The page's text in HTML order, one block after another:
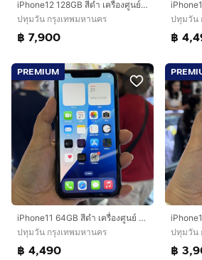
iPhone12 128GB สีดำ เครื่องศูนย์ โมเดลTH สภาพสวยมาก สุขภาพแบต86% เครื่องใช้งานดีเยี่ยม🔥🔥
ปทุมวัน กรุงเทพมหานคร
฿ 7,900
ปทุมวัน
฿
PREMIUM
iPhone11 64GB สีดำ เครื่องศูนย์ โมเดลTH สภาพสวยมาก สุขภาพแบต100%(แบตใหม่) เครื่องใช้งานดีเยี่ยม🔥🔥
ปทุมวัน กรุงเทพมหานคร
฿ 4,490
ปทุมวัน
฿